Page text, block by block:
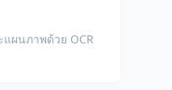
ผนภาพด้วย OCR